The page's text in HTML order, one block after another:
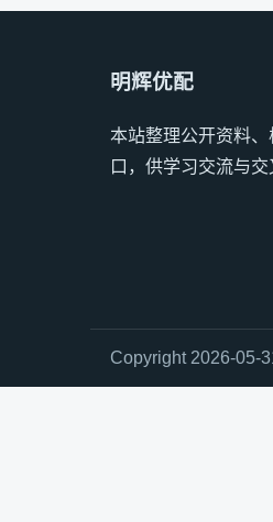
明辉优配
本站整理公开资料
口，供学习交流与交
Copyright 2026-05-